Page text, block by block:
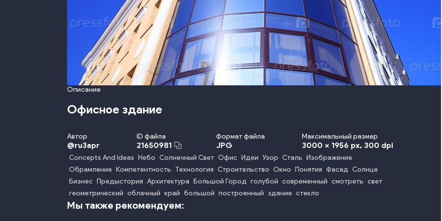
Описание
Офисное здание
Автор
@ru3apr
ID файла
21650981
Формат файла
JPG
Максимальный размер
3000 x 1956 px, 300 dpi
Concepts And Ideas Небо Солнечный Свет Офис Идеи Узор Сталь Изображение
Обрамление Компетентность Технология Строительство Окно Понятия Фасад Солнце
Бизнес Предыстория Архитектура Большой Город голубой современный смотреть свет
геометрический облачный край большой построенный здание стекло
Мы также рекомендуем: